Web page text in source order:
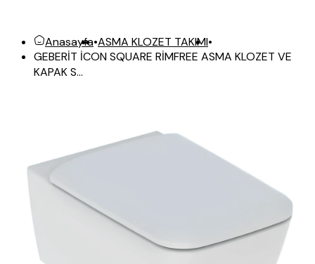
Anasayfa•ASMA KLOZET TAKIMI•
GEBERİT İCON SQUARE RİMFREE ASMA KLOZET VE
KAPAK S...